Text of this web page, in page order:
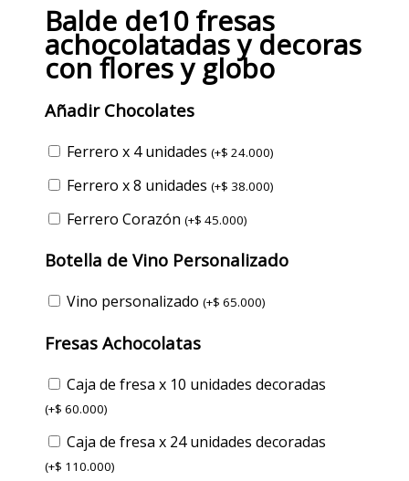
Balde de10 fresas
achocolatadas y decoras
con flores y globo
Añadir Chocolates
Ferrero x 4 unidades (+$ 24.000)
Ferrero x 8 unidades (+$ 38.000)
Ferrero Corazón (+$ 45.000)
Botella de Vino Personalizado
Vino personalizado (+$ 65.000)
Fresas Achocolatas
Caja de fresa x 10 unidades decoradas
(+$ 60.000)
Caja de fresa x 24 unidades decoradas
(+$ 110.000)